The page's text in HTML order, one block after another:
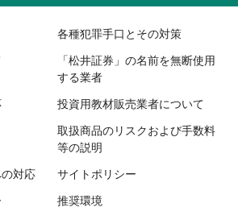
各種犯罪手口とその対策
「松井証券」の名前を無断使用
する業者
投資用教材販売業者について
取扱商品のリスクおよび手数料
等の説明
対応 サイトポリシー
推奨環境